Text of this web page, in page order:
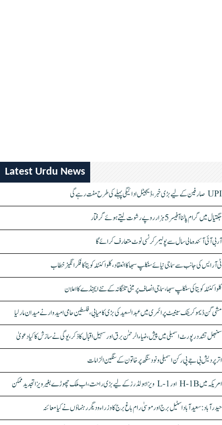
Latest Urdu News
UPI صارفین کے لیے بڑی خبر، ڈیجیٹل ادائیگی پہلے کی طرح مفت رہے گی
جگتیال میں گرام پالنا آفیسر 5 ہزار روپے رشوت لیتے ہوئے گرفتار
آر بی آئی آئندہ مالی سال سے پولیمر کرنسی نوٹ متعارف کرائے گا
ٹی آر ایس کی جانب سے سماجی نیائے سنکلپ سبھا کا انعقاد، کلواکنٹلہ کویتا کا فکر انگیز خطاب
کلواکنٹلہ کویتا کی سنکلپ سبھا، سماجی انصاف پر مبنی تلنگانہ کے نئے ایجنڈے کا اعلان
مشی گن ڈیموکریٹک سینیٹ پرائمری میں عبدالسعید کی بڑی کامیابی، فلسطین حامی امیدوار نے میدان مار لیا
سنبھل تشدد رپورٹ اسمبلی میں پیش، ضیاء الرحمٰن برق اور سہیل اقبال کا ذکر، یوگی نے سازش کا کیا دعویٰ
اتر پردیش بی جے پی رکن اسمبلی ونود سنگھ پر خاتون کے سنگین الزامات
امریکہ میں H-1B اور L-1 ویزا ہولڈرز کے لیے بڑی راحت، اب ملک چھوڑے بغیر ویزا تجدید ممکن
حیدرآباد: سعیدآباد اسٹیل برج اور موسیٰ رام باغ برج کا وزراء و دیگر رہنماؤں نے کیا معائنہ